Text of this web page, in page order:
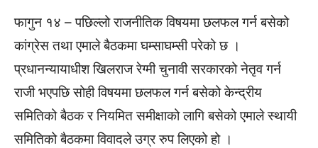
फागुन १४ – पछिल्लो राजनीतिक विषयमा छलफल गर्न बसेको
कांग्रेस तथा एमाले बैठकमा घम्साघम्सी परेको छ ।
प्रधानन्यायाधीश खिलराज रेग्मी चुनावी सरकारको नेतृव गर्न
राजी भएपछि सोही विषयमा छलफल गर्न बसेको केन्द्रीय
समितिको बैठक र नियमित समीक्षाको लागि बसेको एमाले स्थायी
समितिको बैठकमा विवादले उग्र रुप लिएको हो ।